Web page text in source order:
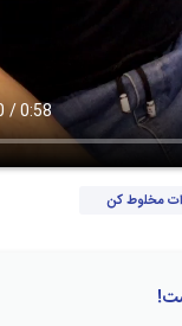
مخلوط کن